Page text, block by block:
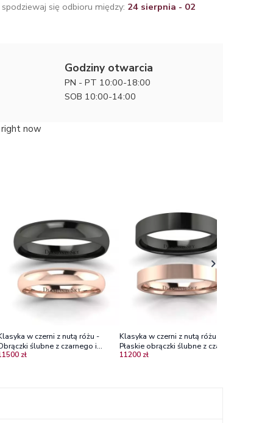
się odbioru między: 24 sierpnia - 02
Godziny otwarcia
PN - PT 10:00-18:00
SOB 10:00-14:00
now
w czerni z nutą różu -
ślubne z czarnego i
złota, 4,0 mm i 4,5 mm
zł
Klasyka w czerni z nutą różu -
Płaskie obrączki ślubne z czarnego
i różowego złota, 3.5mm, 6mm
11200 zł